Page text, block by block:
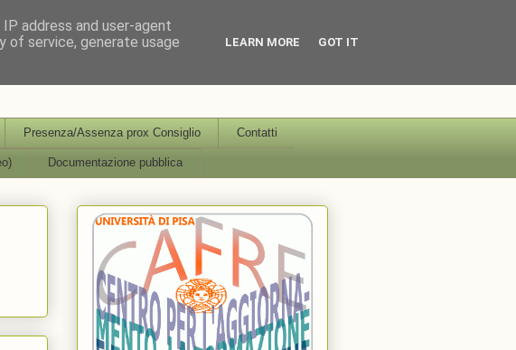
e la Ricerca Educativa Università
Presenza/Assenza prox Consiglio Contatti
Documentazione pubblica
address and user-agent
of service, generate usage
LEARN MORE GOT IT